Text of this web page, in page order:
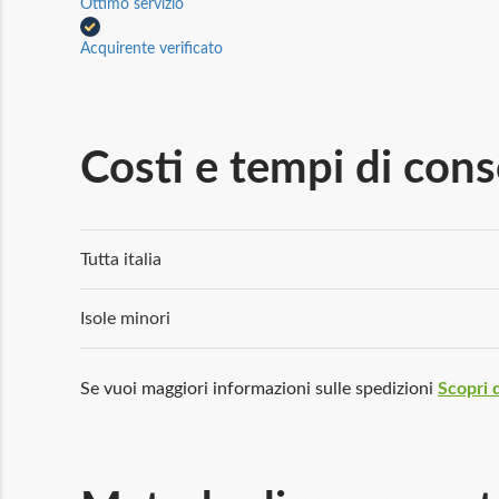
Ottimo servizio
Acquirente verificato
Costi e tempi di
Tutta italia
Isole minori
Se vuoi maggiori informazioni sulle spedizioni Scopri